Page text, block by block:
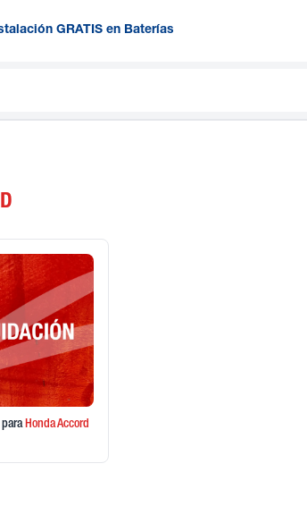
GRATIS en Baterías
paraHondaAccord